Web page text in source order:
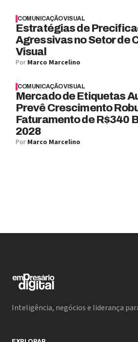
COMUNICAÇÃO VISUAL
Estratégias de
Agressivas no Setor de
Visual
Por Marco Marcelino
COMUNICAÇÃO VISUAL
Mercado de Etiquetas
Prevê Crescimento
Faturamento de R$340
2028
Por Marco Marcelino
Inteligência, negócios e liderança